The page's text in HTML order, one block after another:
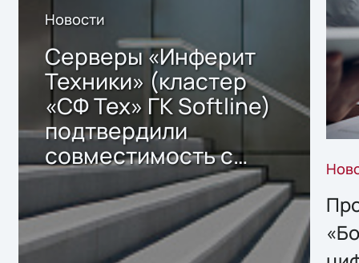
Новости
Серверы «Инферит
Техники» (кластер
«СФ Тех» ГК Softline)
подтвердили
совместимость с
решением Sharx
Storage 2.x для
хранения данных